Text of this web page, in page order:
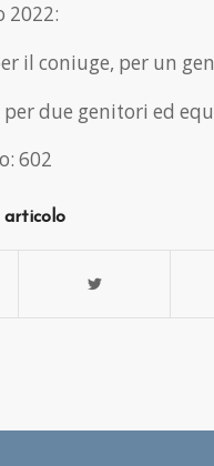
2022:
il coniuge, per un
per due genitori ed
602
articolo